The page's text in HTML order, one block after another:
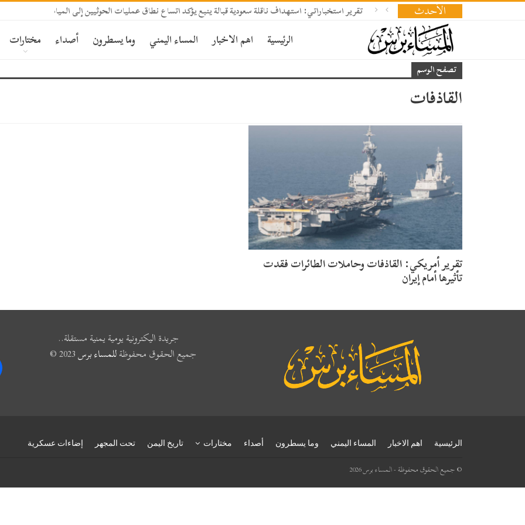
الأحدث تقرير استخباراتي: استهداف ناقلة سعودية قبالة ينبع يؤكد اتساع نطاق عمليات الحوثيين إلى المياه الإقليمية السعودية
الرئيسية اهم الاخبار المساء اليمني وما يسطرون أصداء مختارات
تصفح الوسم
القاذفات
تقرير أمريكي: القاذفات وحاملات الطائرات فقدت
تأثيرها أمام إيران
جريدة اليكترونية يومية يمنية مستقلة..
جميع الحقوق محفوظةللمساء برس
الرئيسية اهم الاخبار المساء اليمني وما يسطرون أصداء مختارات تاريخ اليمن تحت المجهر إضاءات عسكرية
© جميع الحقوق محفوظة - المساء برس 2026